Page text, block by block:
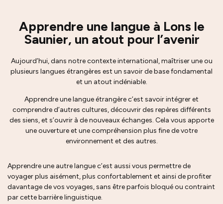
Apprendre une langue à Lons le
Saunier, un atout pour l’avenir
Aujourd’hui, dans notre contexte international, maîtriser une ou
plusieurs langues étrangères est un savoir de base fondamental
et un atout indéniable.
Apprendre une langue étrangère c’est savoir intégrer et
comprendre d’autres cultures, découvrir des repères différents
des siens, et s’ouvrir à de nouveaux échanges. Cela vous apporte
une ouverture et une compréhension plus fine de votre
environnement et des autres.
Apprendre une autre langue c’est aussi vous permettre de
voyager plus aisément, plus confortablement et ainsi de profiter
davantage de vos voyages, sans être parfois bloqué ou contraint
par cette barrière linguistique.